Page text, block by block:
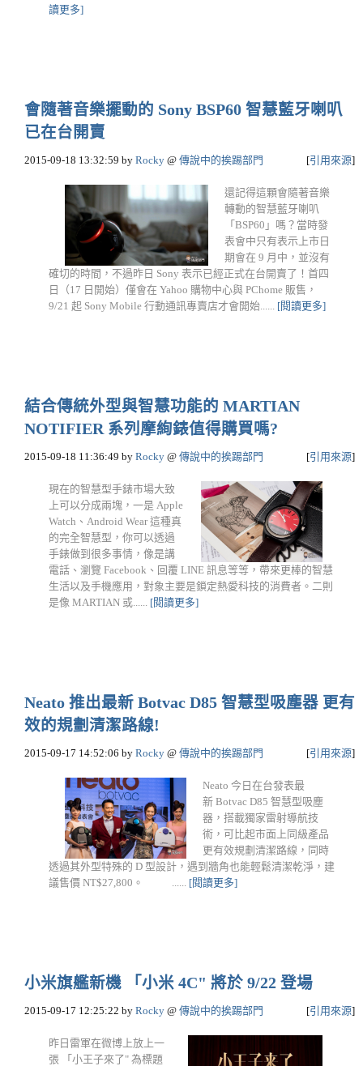
讀更多]
會隨著音樂擺動的 Sony BSP60 智慧藍牙喇叭
已在台開賣
2015-09-18 13:32:59 by Rocky @ 傳說中的挨踢部門 [引用來源]
還記得這顆會隨著音樂
轉動的智慧藍牙喇叭
「BSP60」嗎？當時發
表會中只有表示上市日
期會在 9 月中，並沒有
確切的時間，不過昨日 Sony 表示已經正式在台開賣了！首四
日（17 日開始）僅會在 Yahoo 購物中心與 PChome 販售，
9/21 起 Sony Mobile 行動通訊專賣店才會開始...... [閱讀更多]
結合傳統外型與智慧功能的 MARTIAN
NOTIFIER 系列摩絢錶值得購買嗎?
2015-09-18 11:36:49 by Rocky @ 傳說中的挨踢部門 [引用來源]
現在的智慧型手錶市場大致
上可以分成兩塊，一是 Apple
Watch、Android Wear 這種真
的完全智慧型，你可以透過
手錶做到很多事情，像是講
電話、瀏覽 Facebook、回覆 LINE 訊息等等，帶來更棒的智慧
生活以及手機應用，對象主要是鎖定熱愛科技的消費者。二則
是像 MARTIAN 或...... [閱讀更多]
Neato 推出最新 Botvac D85 智慧型吸塵器 更有
效的規劃清潔路線!
2015-09-17 14:52:06 by Rocky @ 傳說中的挨踢部門 [引用來源]
Neato 今日在台發表最
新 Botvac D85 智慧型吸塵
器，搭載獨家雷射導航技
術，可比起市面上同級產品
更有效規劃清潔路線，同時
透過其外型特殊的 D 型設計，遇到牆角也能輕鬆清潔乾淨，建
議售價 NT$27,800。 ...... [閱讀更多]
小米旗艦新機 「小米 4C" 將於 9/22 登場
2015-09-17 12:25:22 by Rocky @ 傳說中的挨踢部門 [引用來源]
昨日雷軍在微博上放上一
張 「小王子來了" 為標題